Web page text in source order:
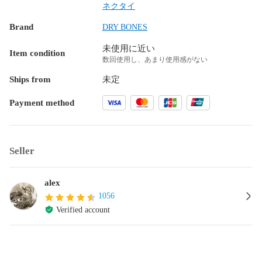
ネクタイ
Brand DRY BONES
Item condition 未使用に近い
数回使用し、あまり使用感がない
Ships from 未定
Payment method
Seller
alex
1056
Verified account